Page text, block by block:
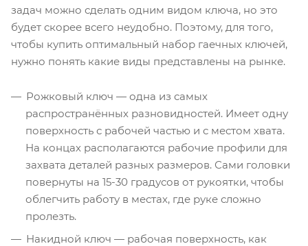
задач можно сделать одним видом ключа, но это
будет скорее всего неудобно. Поэтому, для того,
чтобы купить оптимальный набор гаечных ключей,
нужно понять какие виды представлены на рынке.
Рожковый ключ — одна из самых
распространённых разновидностей. Имеет одну
поверхность с рабочей частью и с местом хвата.
На концах располагаются рабочие профили для
захвата деталей разных размеров. Сами головки
повернуты на 15-30 градусов от рукоятки, чтобы
облегчить работу в местах, где руке сложно
пролезть.
Накидной ключ — рабочая поверхность, как